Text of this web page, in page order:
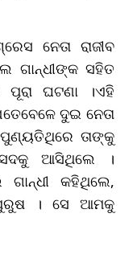
ନେତା ରାଜୀବ
ଗାନ୍ଧୀଙ୍କ ସହିତ
ଘଟଣା ।ଏହି
ଦୁଇ ନେତା
ତାଙ୍କୁ
ଆସିଥିଲେ ।
ଗାନ୍ଧୀ କହିଥିଲେ,
। ସେ ଆମକୁ